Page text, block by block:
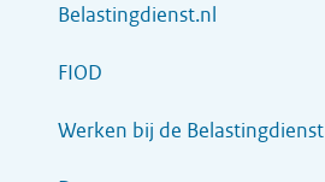
Belastingdienst.nl
FIOD
Werken bij de Belastingdienst